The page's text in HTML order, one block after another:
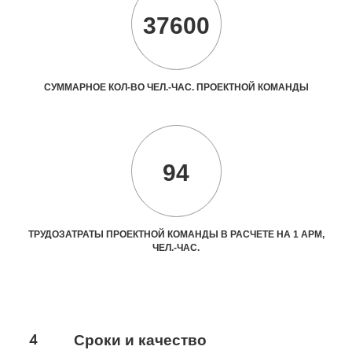
37600
СУММАРНОЕ КОЛ-ВО ЧЕЛ.-ЧАС. ПРОЕКТНОЙ КОМАНДЫ
94
ТРУДОЗАТРАТЫ ПРОЕКТНОЙ КОМАНДЫ В РАСЧЕТЕ НА 1 АРМ,
ЧЕЛ.-ЧАС.
4 Сроки и качество